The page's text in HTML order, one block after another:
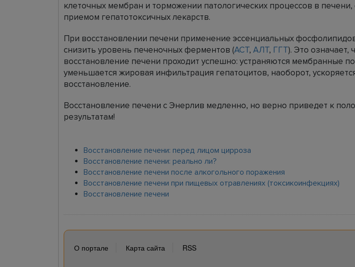
клеточных мембран и торможении патологических процессов в
приемом гепатотоксичных лекарств.
При восстановлении печени применение эссенциальных
снизить уровень печеночных ферментов (АСТ, АЛТ, ГГТ). Это означает,
восстановление печени проходит успешно: устраняются мембранные
уменьшается жировая инфильтрация гепатоцитов, наоборот,
восстановление.
Восстановление печени с Энерлив медленно, но верно приведет к
результатам!
Восстановление печени: перед лицом цирроза
Восстановление печени: реально ли?
Восстановление печени после алкогольного поражения
Восстановление печени при пищевых отравлениях (токсикоинфекциях)
Восстановление печени
О портале Карта сайта RSS